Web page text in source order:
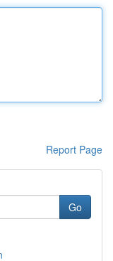
Report Page
Go